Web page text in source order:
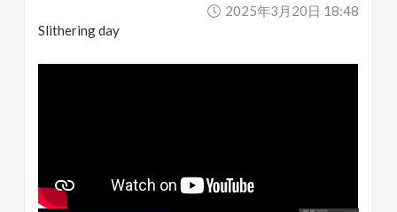
2025年3月20日 18:48
Slithering day